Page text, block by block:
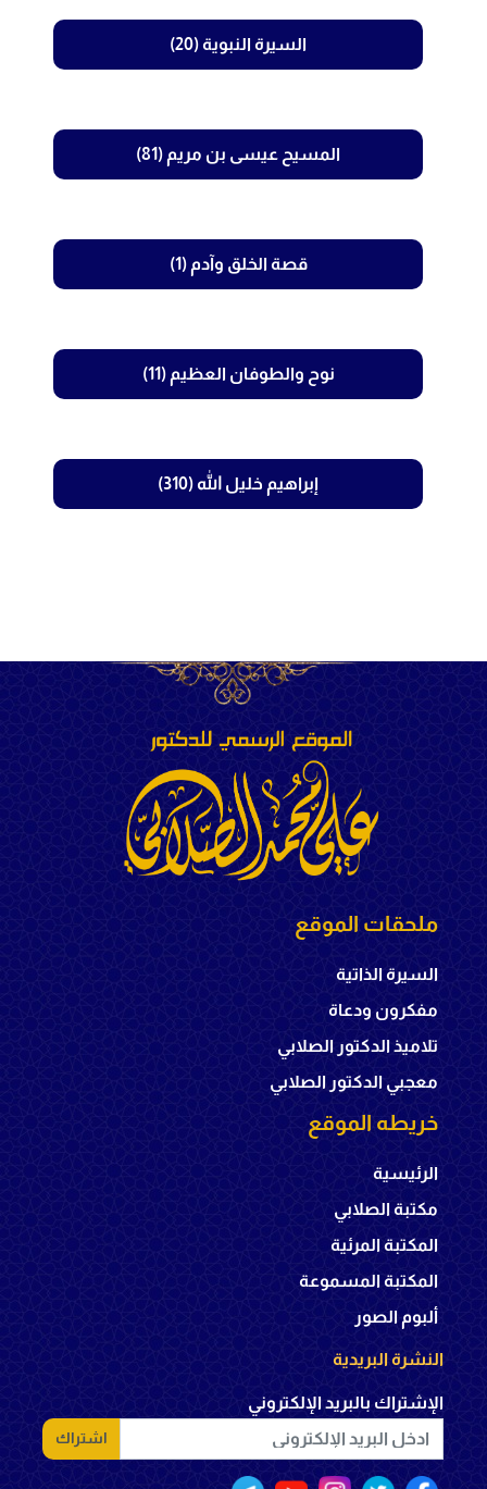
السيرة النبوية (20)
المسيح عيسى بن مريم (81)
قصة الخلق وآدم (1)
نوح والطوفان العظيم (11)
إبراهيم خليل الله (310)
ملحقات الموقع
السيرة الذاتية
مفكرون ودعاة
تلاميذ الدكتور الصلابي
معجبي الدكتور الصلابي
خريطه الموقع
الرئيسية
مكتبة الصلابي
المكتبة المرئية
المكتبة المسموعة
ألبوم الصور
النشرة البريدية
الإشتراك بالبريد الإلكتروني
اشتراك